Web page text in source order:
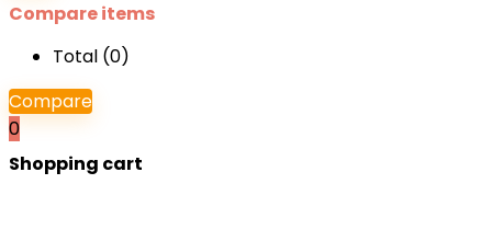
Compare items
Total (0)
Compare
0
Shopping cart